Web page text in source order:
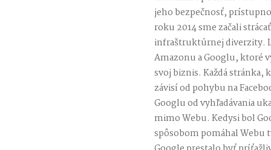
jeho bezpečnosť,
roku 2014 sme začali
infraštruktúrnej diverzity.
Amazonu a Googlu, ktoré
svoj biznis. Každá stránka,
závisí od pohybu na
Googlu od vyhľadávania
mimo Webu. Kedysi bol
spôsobom pomáhal Webu